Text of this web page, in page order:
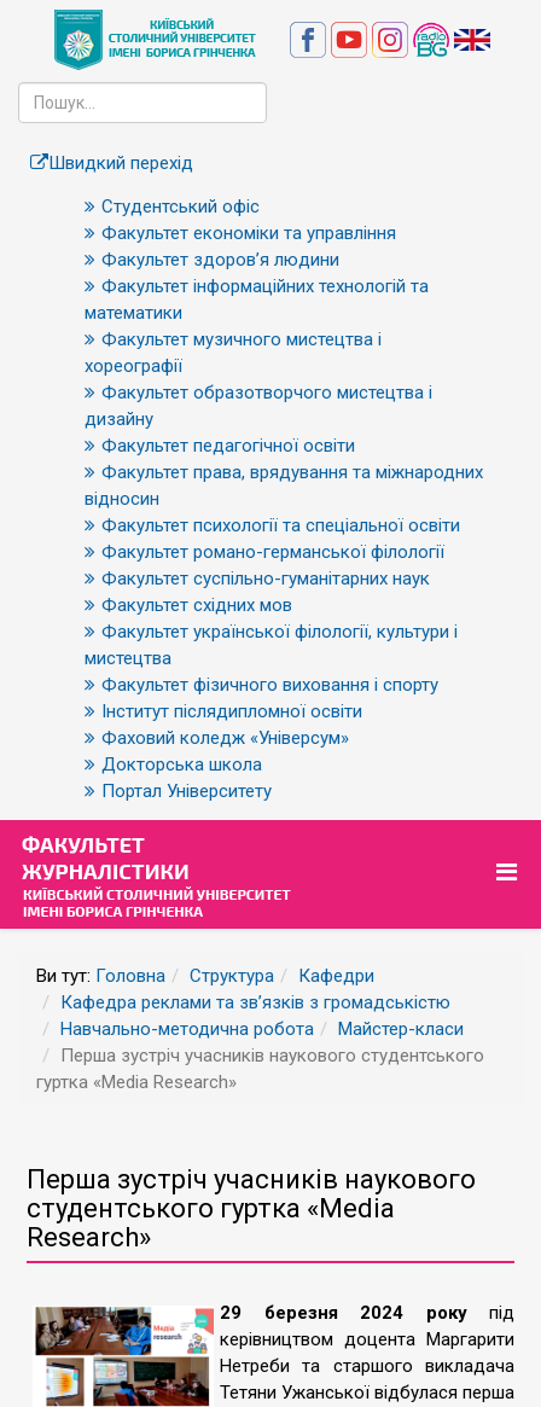
Швидкий перехід
Студентський офіс
Факультет економіки та управління
Факультет здоров’я людини
Факультет інформаційних технологій та
математики
Факультет музичного мистецтва і
хореографії
Факультет образотворчого мистецтва і
дизайну
Факультет педагогічної освіти
Факультет права, врядування та міжнародних
відносин
Факультет психології та спеціальної освіти
Факультет романо-германської філології
Факультет суспільно-гуманітарних наук
Факультет східних мов
Факультет української філології, культури і
мистецтва
Факультет фізичного виховання і спорту
Інститут післядипломної освіти
Фаховий коледж «Універсум»
Докторська школа
Портал Університету
Ви тут: Головна Структура
Кафедри
Кафедра реклами та зв’язків з громадськістю
Навчально-методична робота
Майстер-класи
Перша зустріч учасників наукового студентського
гуртка «Media Research»
Перша зустріч учасників наукового
студентського гуртка «Media
Research»
29 березня 2024 рокупід
керівництвом доцента Маргарити
Нетреби та старшого викладача
Тетяни Ужанської відбулася перша